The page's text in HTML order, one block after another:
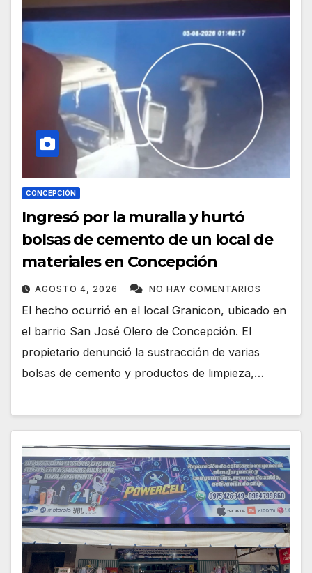
CONCEPCIÓN
Ingresó por la muralla y hurtó
bolsas de cemento de un local de
materiales en Concepción
AGOSTO 4, 2026 NO HAY COMENTARIOS
El hecho ocurrió en el local Granicon, ubicado en
el barrio San José Olero de Concepción. El
propietario denunció la sustracción de varias
bolsas de cemento y productos de limpieza,…